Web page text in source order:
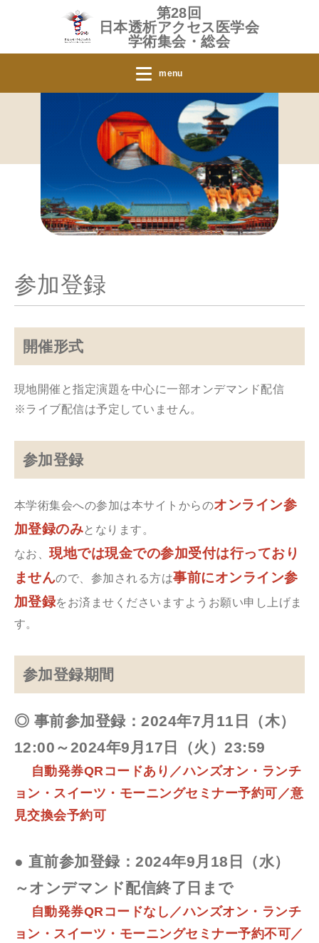
第28回
日本透析アクセス医学会
学術集会・総会
menu
参加登録
開催形式
現地開催と指定演題を中心に一部オンデマンド配信
※ライブ配信は予定していません。
参加登録
本学術集会への参加は本サイトからのオンライン参
加登録のみとなります。
なお、現地では現金での参加受付は行っており
ませんので、参加される方は事前にオンライン参
加登録をお済ませくださいますようお願い申し上げま
す。
参加登録期間
◎ 事前参加登録：2024年7月11日（木）
12:00～2024年9月17日（火）23:59
自動発券QRコードあり／ハンズオン・ランチ
ョン・スイーツ・モーニングセミナー予約可／意
見交換会予約可
● 直前参加登録：2024年9月18日（水）
～オンデマンド配信終了日まで
自動発券QRコードなし／ハンズオン・ランチ
ョン・スイーツ・モーニングセミナー予約不可／